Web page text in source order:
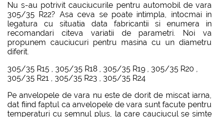
Nu s-au potrivit cauciucurile pentru automobil de vara
305/35 R22? Asa ceva se poate intimpla, intocmai in
legatura cu situatia data fabricantii si enumera in
recomandari citeva variatii de parametri. Noi va
propunem cauciucuri pentru masina cu un diametru
diferit.
305/35 R15 , 305/35 R18 , 305/35 R19 , 305/35 R20 ,
305/35 R21 , 305/35 R23 , 305/35 R24
Pe anvelopele de vara nu este de dorit de miscat iarna,
dat fiind faptul ca anvelopele de vara sunt facute pentru
temperaturi cu semnul plus, la care cauciucul se simte